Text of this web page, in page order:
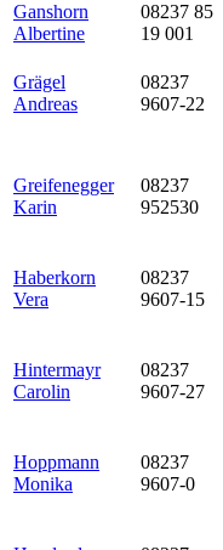
Ganshorn
Albertine
08237 85
19 001
Grägel
Andreas
08237
9607-22
Greifenegger
Karin
08237
952530
Haberkorn
Vera
08237
9607-15
Hintermayr
Carolin
08237
9607-27
Hoppmann
Monika
08237
9607-0